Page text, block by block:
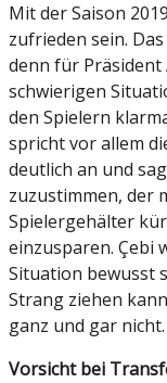
Mit der Saison
zufrieden sein.
denn für Präsident
schwierigen
den Spielern
spricht vor allem
deutlich an und
zuzustimmen, der
Spielergehälter
einzusparen. Çebi
Situation bewusst
Strang ziehen
ganz und gar nicht.
Vorsicht bei